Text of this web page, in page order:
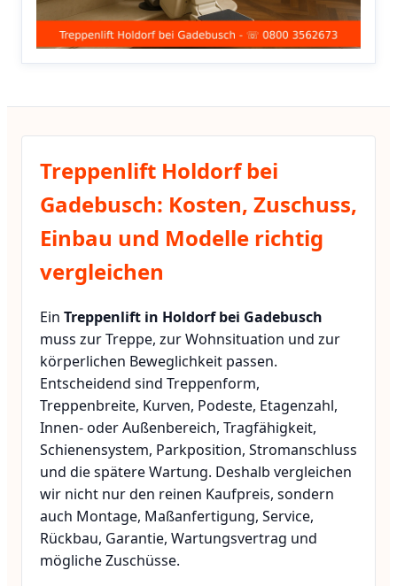
Treppenlift Holdorf bei
Gadebusch: Kosten, Zuschuss,
Einbau und Modelle richtig
vergleichen
Ein Treppenlift in Holdorf bei Gadebusch
muss zur Treppe, zur Wohnsituation und zur
körperlichen Beweglichkeit passen.
Entscheidend sind Treppenform,
Treppenbreite, Kurven, Podeste, Etagenzahl,
Innen- oder Außenbereich, Tragfähigkeit,
Schienensystem, Parkposition, Stromanschluss
und die spätere Wartung. Deshalb vergleichen
wir nicht nur den reinen Kaufpreis, sondern
auch Montage, Maßanfertigung, Service,
Rückbau, Garantie, Wartungsvertrag und
mögliche Zuschüsse.